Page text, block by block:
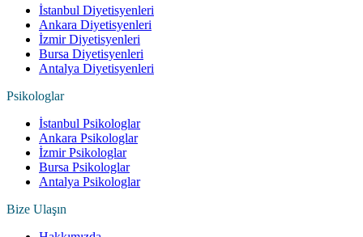
İstanbul Diyetisyenleri
Ankara Diyetisyenleri
İzmir Diyetisyenleri
Bursa Diyetisyenleri
Antalya Diyetisyenleri
Psikologlar
İstanbul Psikologlar
Ankara Psikologlar
İzmir Psikologlar
Bursa Psikologlar
Antalya Psikologlar
Bize Ulaşın